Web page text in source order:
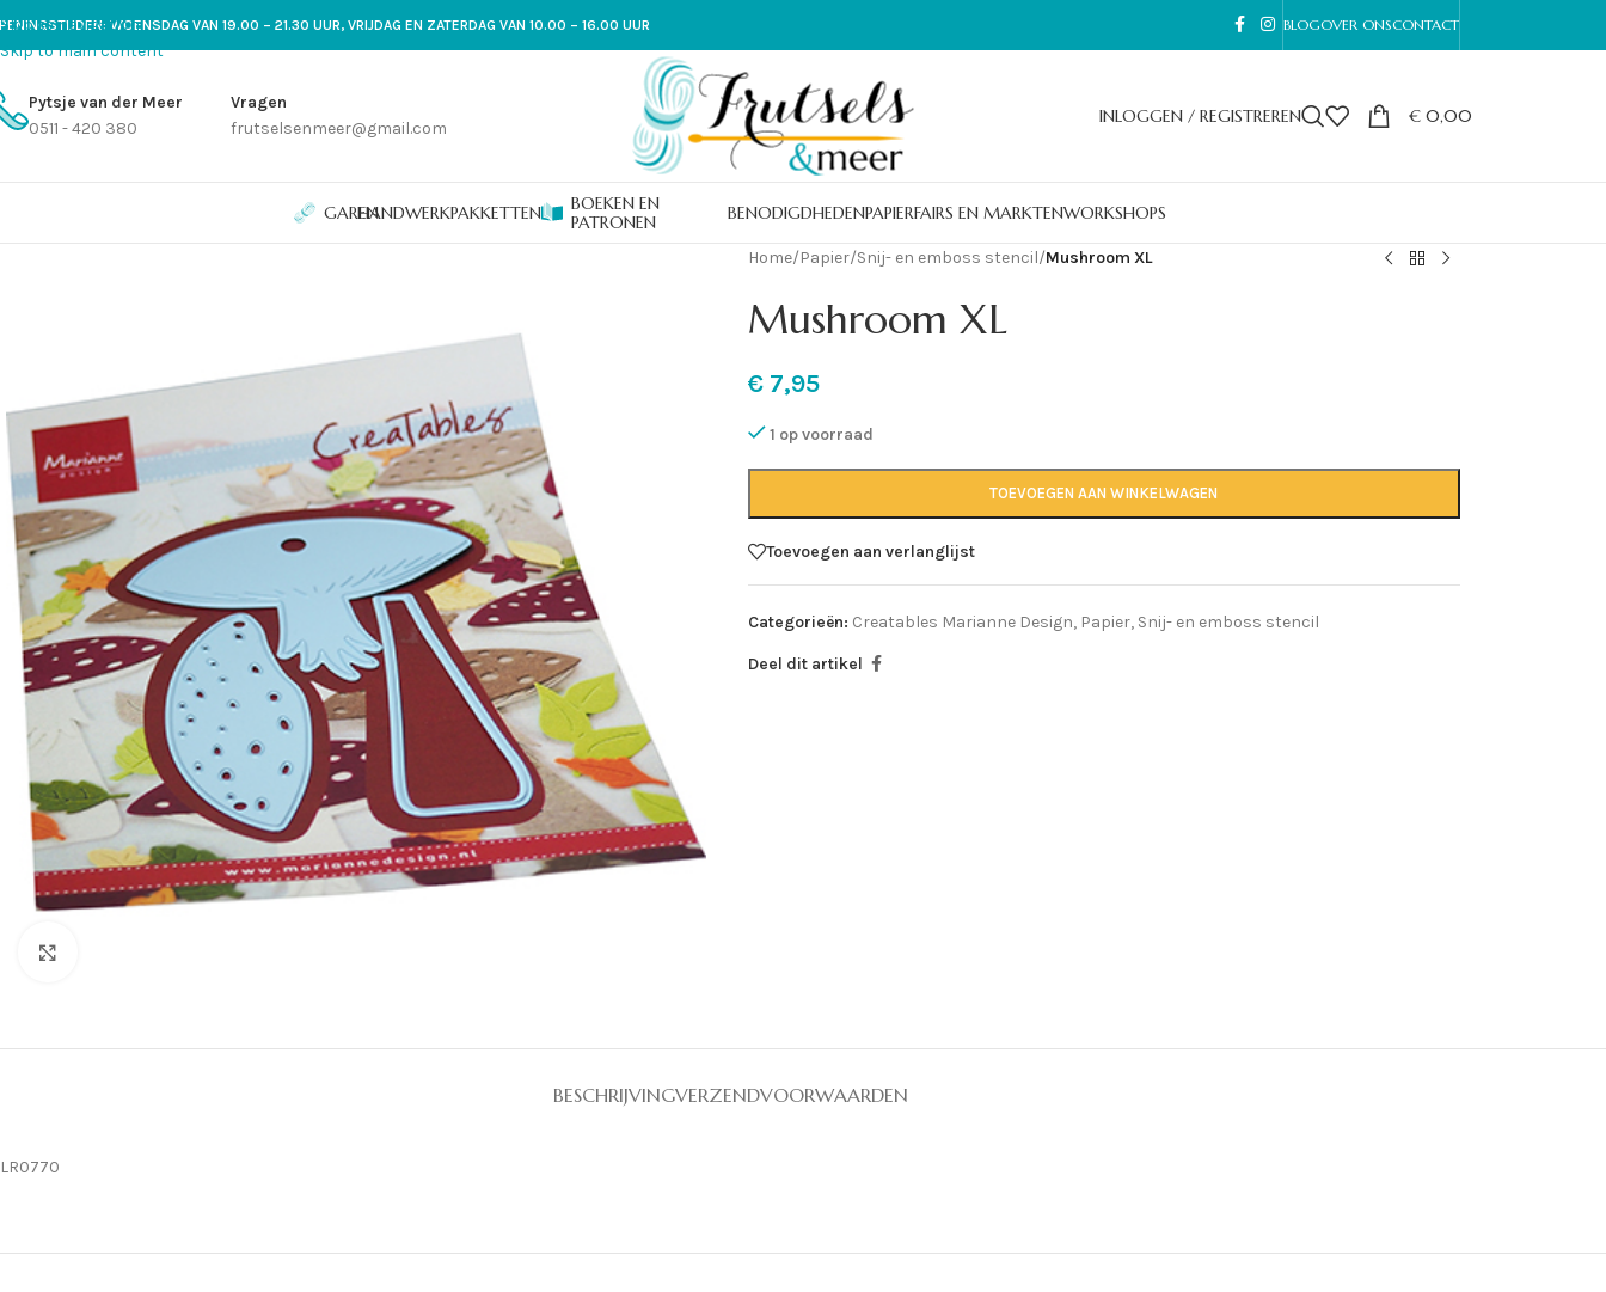
Skip to navigation
Skip to main content
WOENSDAG VAN 19.00 – 21.30 UUR, VRIJDAG EN ZATERDAG VAN 10.00 – 16.00 UUR BLOGOVER ONSCONTACT
Pytsje van der Meer
0511 - 420 380
Vragen
frutselsenmeer@gmail.com
INLOGGEN / REGISTREREN € 0,00
GARENHANDWERKPAKKETTEN
BOEKEN EN
PATRONEN
BENODIGDHEDENPAPIERFAIRS EN MARKTENWORKSHOPS
Home/Papier/Snij- en emboss stencil/Mushroom XL
Mushroom XL
€7,95
1 op voorraad
TOEVOEGEN AAN WINKELWAGEN
Toevoegen aan verlanglijst
Categorieën: Creatables Marianne Design, Papier, Snij- en emboss stencil
Deel dit artikel
BESCHRIJVINGVERZENDVOORWAARDEN
LR0770